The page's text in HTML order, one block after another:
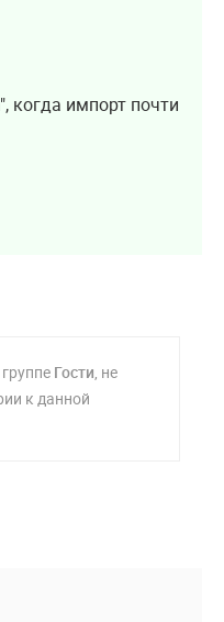
когда импорт почти
Гости , не
к данной